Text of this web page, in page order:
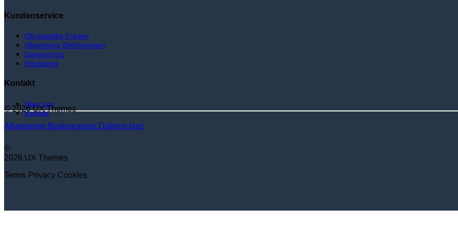
Kundenservice
Oft gestellte Fragen
Allgemeine Bedingungen
Datenschutz
Disclaimer
Kontakt
Über uns
Kontakt
© 2026 UX Themes
Allgemeine Bedingungen Datenschutz
©
2026 UX Themes
Terms Privacy Cookies